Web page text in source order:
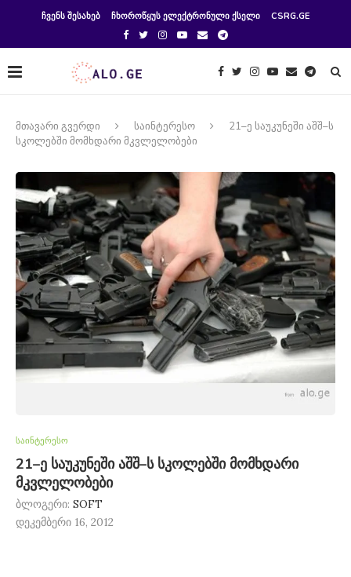
ᲩᲕᲔᲜᲡ ᲨᲔᲡᲐᲮᲔᲑ ᲩᲮᲝᲠᲝᲬᲧᲣᲡ ᲔᲚᲔᲥᲢᲠᲝᲜᲣᲚᲘ ᲥᲡᲔᲚᲘ CSRG.GE
მთავარი გვერდი საინტერესო
21–ე საუკუნეში აშშ–ს
სკოლებში მომხდარი მკვლელობები
საინტერესო
21–ე საუკუნეში აშშ–ს სკოლებში მომხდარი
მკვლელობები
ბლოგერი: SOFT
დეკემბერი 16, 2012